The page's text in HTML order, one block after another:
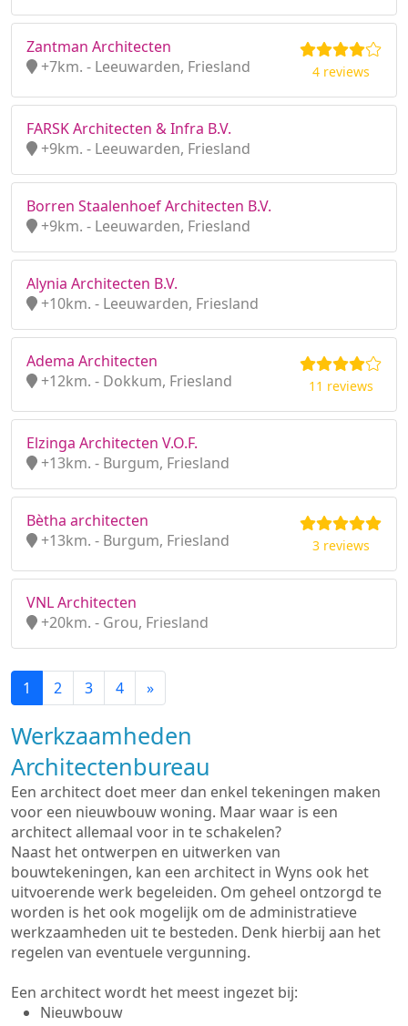
Zantman Architecten
+7km. - Leeuwarden, Friesland
4 reviews
FARSK Architecten & Infra B.V.
+9km. - Leeuwarden, Friesland
Borren Staalenhoef Architecten B.V.
+9km. - Leeuwarden, Friesland
Alynia Architecten B.V.
+10km. - Leeuwarden, Friesland
Adema Architecten
+12km. - Dokkum, Friesland
11 reviews
Elzinga Architecten V.O.F.
+13km. - Burgum, Friesland
Bètha architecten
+13km. - Burgum, Friesland
3 reviews
VNL Architecten
+20km. - Grou, Friesland
1 2 3 4 »
Werkzaamheden
Architectenbureau
Een architect doet meer dan enkel tekeningen maken
voor een nieuwbouw woning. Maar waar is een
architect allemaal voor in te schakelen?
Naast het ontwerpen en uitwerken van
bouwtekeningen, kan een architect in Wyns ook het
uitvoerende werk begeleiden. Om geheel ontzorgd te
worden is het ook mogelijk om de administratieve
werkzaamheden uit te besteden. Denk hierbij aan het
regelen van eventuele vergunning.
Een architect wordt het meest ingezet bij:
Nieuwbouw